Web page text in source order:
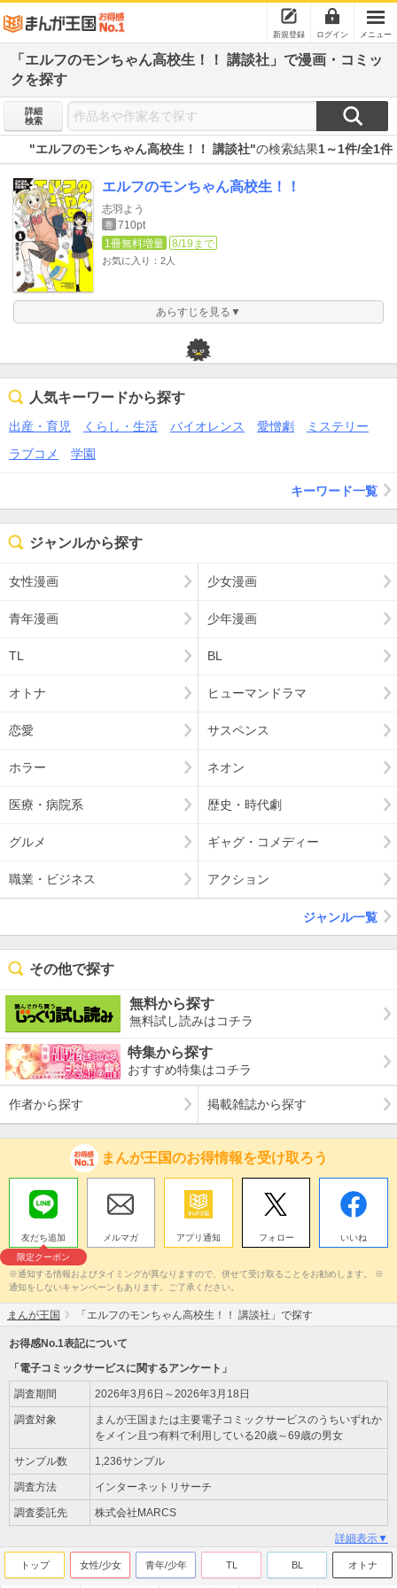
新規登録 ログイン メニュー
「エルフのモンちゃん高校生！！ 講談社」で漫画・コミッ
クを探す
詳細
検索
"エルフのモンちゃん高校生！！ 講談社"の検索結果1～1件/全1件
エルフのモンちゃん高校生！！
志羽よう
巻 710pt
1冊無料増量
8/19まで
お気に入り：2人
あらすじを見る▼
人気キーワードから探す
出産・育児 くらし・生活 バイオレンス 愛憎劇
ミステリー
ラブコメ
学園
キーワード一覧
ジャンルから探す
女性漫画 少女漫画
青年漫画 少年漫画
TL BL
オトナ ヒューマンドラマ
恋愛 サスペンス
ホラー ネオン
医療・病院系 歴史・時代劇
グルメ ギャグ・コメディー
職業・ビジネス アクション
ジャンル一覧
その他で探す
無料から探す
無料試し読みはコチラ
特集から探す
おすすめ特集はコチラ
作者から探す 掲載雑誌から探す
まんが王国のお得情報を受け取ろう
友だち追加
限定クーポン
メルマガ アプリ通知 フォロー いいね
※通知する情報およびタイミングが異なりますので、併せて受け取ることをお勧めします。 ※
通知をしないキャンペーンもあります。ご了承ください。
まんが王国 「エルフのモンちゃん高校生！！ 講談社」で探す
お得感No.1表記について
「電子コミックサービスに関するアンケート」
調査期間 2026年3月6日～2026年3月18日
調査対象
まんが王国または主要電子コミックサービスのうちいずれか
をメイン且つ有料で利用している20歳～69歳の男女
サンプル数 1,236サンプル
調査方法 インターネットリサーチ
調査委託先 株式会社MARCS
詳細表示▼
トップ 女性/少女 青年/少年 TL BL オトナ